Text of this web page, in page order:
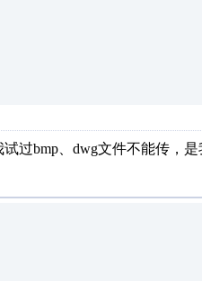
过bmp、dwg文件不能传，